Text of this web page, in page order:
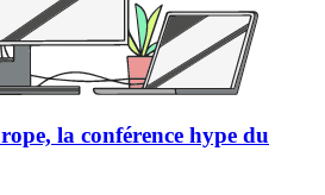
la conférence hype du